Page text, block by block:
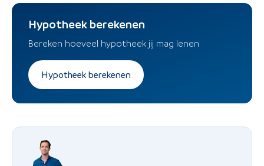
Hypotheek berekenen
Bereken hoeveel hypotheek jij mag lenen
Hypotheek berekenen